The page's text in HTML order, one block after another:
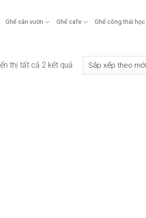
Ghế sân vườn Ghế cafe Ghế công thái học
thị tất cả 2 kết quảĐã
sắp